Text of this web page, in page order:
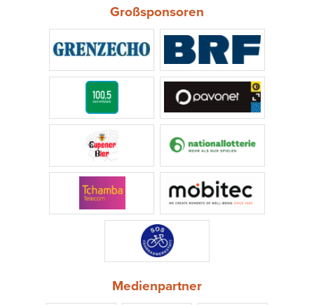
Großsponsoren
Medienpartner